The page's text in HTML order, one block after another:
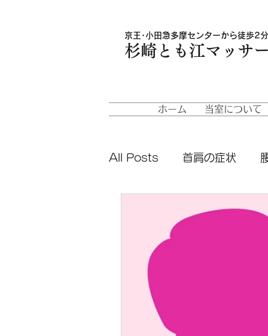
京王･小田急多摩センターから徒歩2
杉崎とも江マッサ
ホーム 当室について
All Posts 首肩の症状
脱水症